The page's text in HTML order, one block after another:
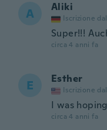
A Aliki
Iscrizione
Super!!!
circa 4 anni fa
E Esther
Iscrizione dal
I was
circa 4 anni fa